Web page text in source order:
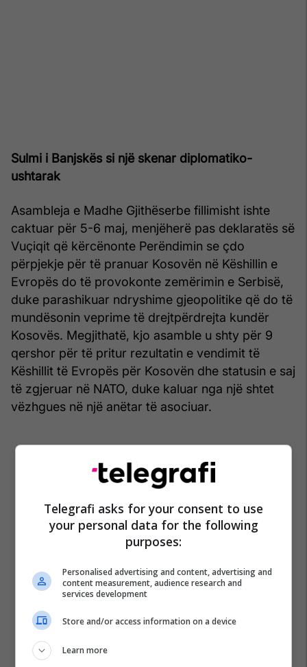
Sulmi i Banjskës si një skenar diplomatiko-
ushtarak
Asambleja e Madhe Gjithëserbe fillimisht ishte
caktuar për 5-6 maj, menjëherë pas deklaratës së
Vuçiqit që kërcënonte Perëndimin se çdo
përpjekje për të pranuar Kosovën në Këshillin e
Evropës do të provokonte zemërimin e Serbisë,
duke parashikuar ndryshime gjeopolitike që do të
mundësonin veprime të drejtpërdrejta kundër
Kosovës. Megjithatë, kjo asamble u shty për 9
qershor për të pritur rezultatin e vendimit të
Këshillit të Evropës për Kosovën dhe statusin e saj
të zgjeruar në NATO, duke kaluar nga një shtet
vëzhgues në një anëtar të asociuar.
Telegrafi asks for your consent to use
your personal data for the following
purposes:
Personalised advertising and content, advertising and
content measurement, audience research and
services development
Store and/or access information on a device
Learn more